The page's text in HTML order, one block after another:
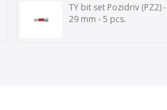
TY bit set Pozidriv (PZ2) -
29 mm - 5 pcs.